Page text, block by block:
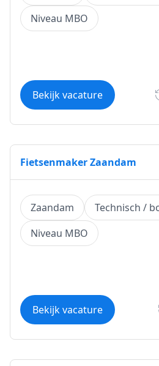
Niveau MBO
Bekijk vacature
Fietsenmaker Zaandam
Zaandam
Technisch /
Niveau MBO
Bekijk vacature